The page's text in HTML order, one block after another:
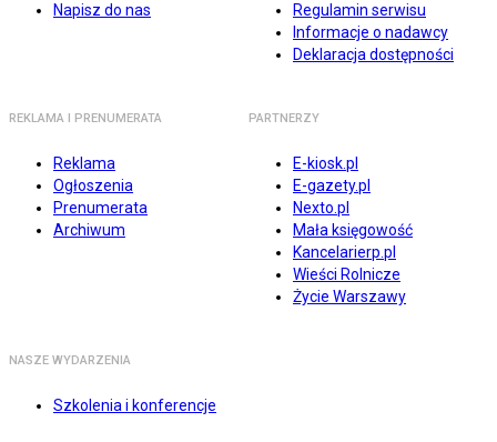
Napisz do nas
Regulamin serwisu
Informacje o nadawcy
Deklaracja dostępności
REKLAMA I PRENUMERATA
Reklama
Ogłoszenia
Prenumerata
Archiwum
PARTNERZY
E-kiosk.pl
E-gazety.pl
Nexto.pl
Mała księgowość
Kancelarierp.pl
Wieści Rolnicze
Życie Warszawy
NASZE WYDARZENIA
Szkolenia i konferencje